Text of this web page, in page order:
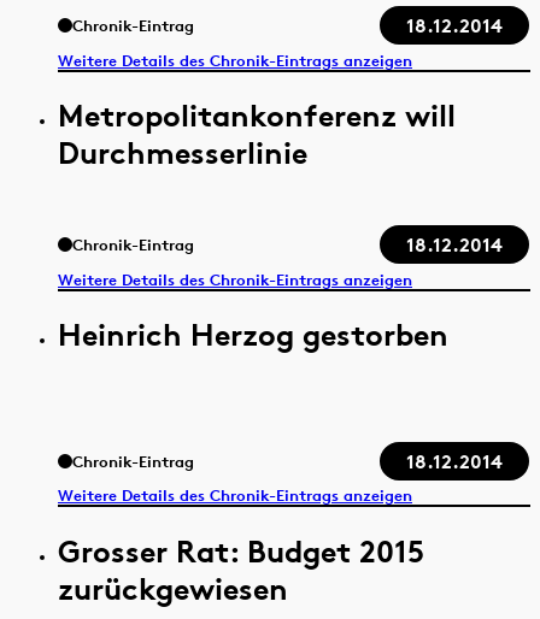
Chronik-Eintrag 18.12.2014
Weitere Details des Chronik-Eintrags anzeigen
Metropolitankonferenz will
Durchmesserlinie
Chronik-Eintrag 18.12.2014
Weitere Details des Chronik-Eintrags anzeigen
Heinrich Herzog gestorben
Chronik-Eintrag 18.12.2014
Weitere Details des Chronik-Eintrags anzeigen
Grosser Rat: Budget 2015
zurückgewiesen